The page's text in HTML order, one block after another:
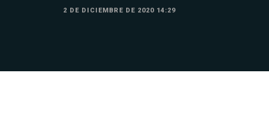
2 DE DICIEMBRE DE 2020 14:29